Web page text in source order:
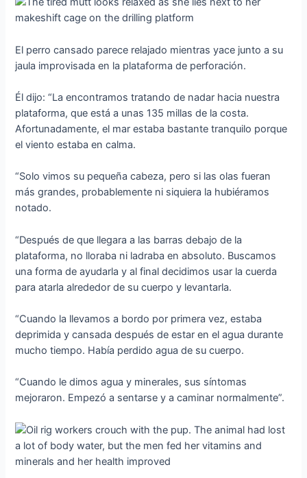
El perro cansado parece relajado mientras yace junto a su
jaula improvisada en la plataforma de perforación.
Él dijo: “La encontramos tratando de nadar hacia nuestra
plataforma, que está a unas 135 millas de la costa.
Afortunadamente, el mar estaba bastante tranquilo porque
el viento estaba en calma.
“Solo vimos su pequeña cabeza, pero si las olas fueran
más grandes, probablemente ni siquiera la hubiéramos
notado.
“Después de que llegara a las barras debajo de la
plataforma, no lloraba ni ladraba en absoluto. Buscamos
una forma de ayudarla y al final decidimos usar la cuerda
para atarla alrededor de su cuerpo y levantarla.
“Cuando la llevamos a bordo por primera vez, estaba
deprimida y cansada después de estar en el agua durante
mucho tiempo. Había perdido agua de su cuerpo.
“Cuando le dimos agua y minerales, sus síntomas
mejoraron. Empezó a sentarse y a caminar normalmente”.